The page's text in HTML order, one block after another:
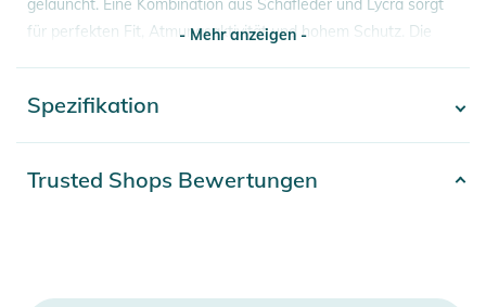
gelauncht. Eine Kombination aus Schafleder und Lycra sorgt
für perfekten Fit, Atmungsaktivität und hohem Schutz. Die
schützen!
- Atmungsaktive, abriebfeste Mesh-Polster
- Mehr anzeigen -
Spezifikation
Trusted Shops Bewertungen